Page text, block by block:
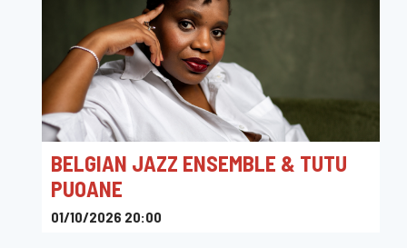
BELGIAN JAZZ ENSEMBLE & TUTU
PUOANE
01/10/2026 20:00